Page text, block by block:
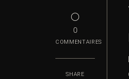
◯
0
COMMENTAIRES
SHARE